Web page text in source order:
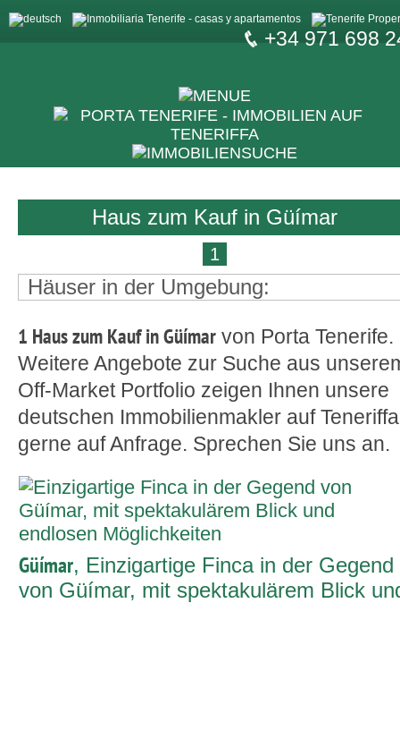
+34 971 698
Haus zum Kauf in Güímar
1
Häuser in der Umgebung:
1 Haus zum Kauf in Güímar von Porta Tenerife.
Weitere Angebote zur Suche aus
Off-Market Portfolio zeigen Ihnen unsere
deutschen Immobilienmakler auf Teneriffa
gerne auf Anfrage. Sprechen Sie uns an.
Güímar, Einzigartige Finca in der Gegend
von Güímar, mit spektakulärem Blick